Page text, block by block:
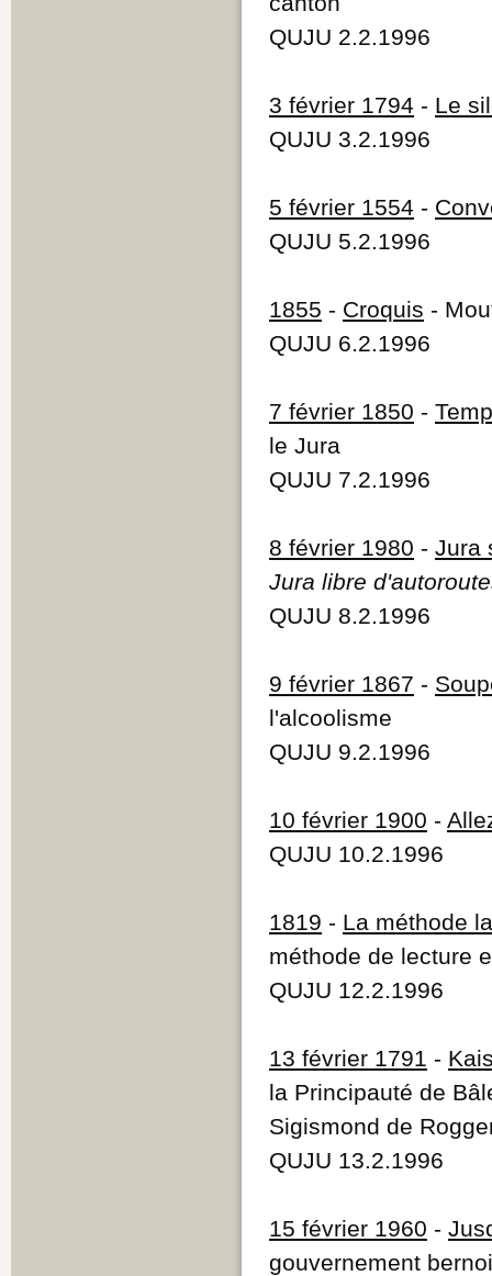
QUJU 2.2.1996
3 février 1794 - Le
QUJU 3.2.1996
5 février 1554 -
QUJU 5.2.1996
1855 - Croquis -
QUJU 6.2.1996
7 février 1850 -
le Jura
QUJU 7.2.1996
8 février 1980 - Jura
Jura libre
QUJU 8.2.1996
9 février 1867 -
l'alcoolisme
QUJU 9.2.1996
10 février 1900 -
QUJU 10.2.1996
1819 - La méthode
méthode de lecture
QUJU 12.2.1996
13 février 1791 -
la Principauté de
Sigismond de
QUJU 13.2.1996
15 février 1960 -
gouvernement